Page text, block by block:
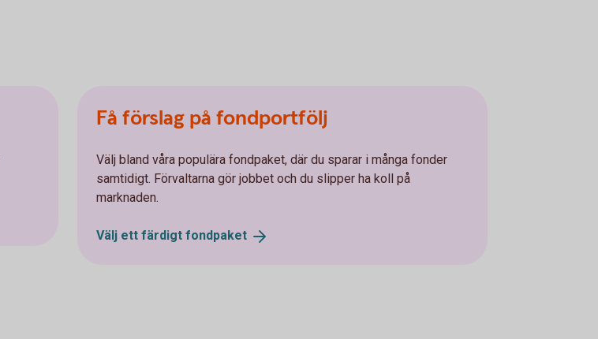
Få förslag på fondportfölj
Välj bland våra populära fondpaket, där du sparar i många fonder
samtidigt. Förvaltarna gör jobbet och du slipper ha koll på
marknaden.
Välj ett färdigt fondpaket